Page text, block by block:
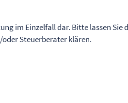
im Einzelfall dar. Bitte lassen Sie
Steuerberater klären.